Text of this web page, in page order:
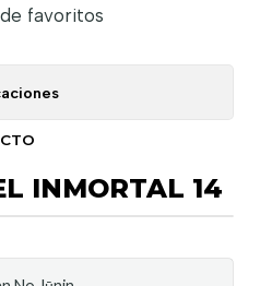
favoritos
INMORTAL 14